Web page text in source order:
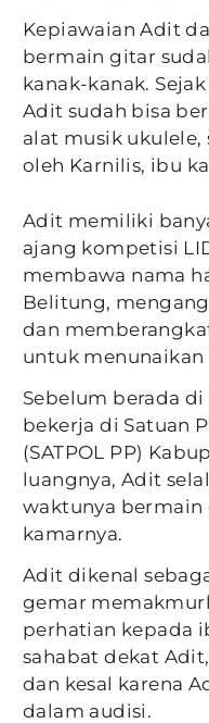
Kepiawaian Adit
bermain gitar
kanak-kanak.
Adit sudah bisa
alat musik
oleh Karnilis, ibu
Adit memiliki
ajang kompetisi
membawa nama
Belitung,
dan
untuk menunaikan
Sebelum berada
bekerja di Satuan
(SATPOL PP)
luangnya, Adit
waktunya
kamarnya.
Adit dikenal
gemar
perhatian kepada
sahabat dekat
dan kesal karena
dalam audisi.